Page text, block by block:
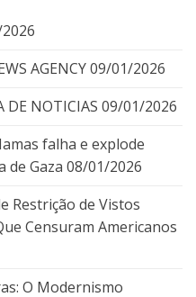
AGENCY09/01/2026
DE NOTICIAS 09/01/2026
falha e explode
de Gaza 08/01/2026
Restrição de Vistos
Censuram Americanos
O Modernismo